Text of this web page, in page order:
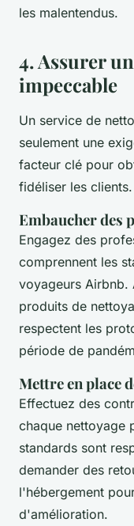
les malentendus.
4. Assurer
impeccable
Un service de
seulement une
facteur clé pour
fidéliser les clients.
Embaucher des
Engagez des
comprennent les
voyageurs Airbnb.
produits de
respectent les
période de
Mettre en place
Effectuez des
chaque nettoyage
standards sont
demander des
l'hébergement
d'amélioration.